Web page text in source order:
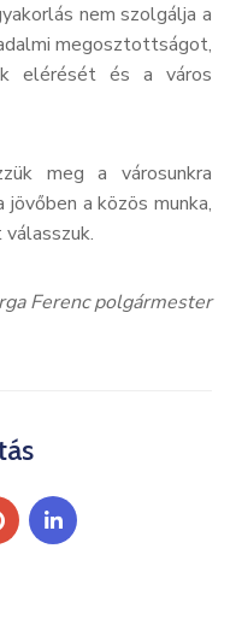
nem szolgálja a
megosztottságot,
elérését és a város
meg a városunkra
a közös munka,
Ferenc polgármester